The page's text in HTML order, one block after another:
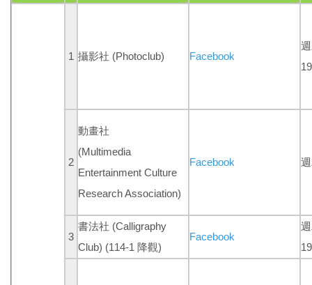
1 攝影社 (Photoclub) Facebook
2
動畫社
(Multimedia
Entertainment Culture
Research Association)
Facebook
3
書法社 (Calligraphy
Club) (114-1 降觀)
Facebook